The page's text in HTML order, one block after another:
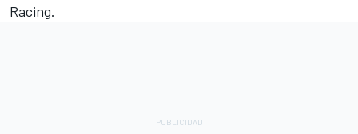
Racing.